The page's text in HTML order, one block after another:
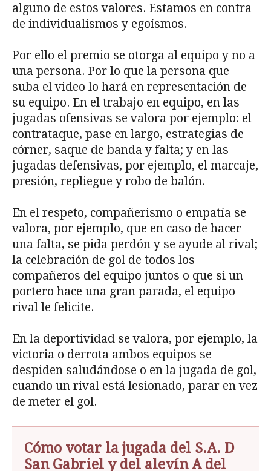
alguno de estos valores. Estamos en contra
de individualismos y egoísmos.
Por ello el premio se otorga al equipo y no a
una persona. Por lo que la persona que
suba el video lo hará en representación de
su equipo. En el trabajo en equipo, en las
jugadas ofensivas se valora por ejemplo: el
contrataque, pase en largo, estrategias de
córner, saque de banda y falta; y en las
jugadas defensivas, por ejemplo, el marcaje,
presión, repliegue y robo de balón.
En el respeto, compañerismo o empatía se
valora, por ejemplo, que en caso de hacer
una falta, se pida perdón y se ayude al rival;
la celebración de gol de todos los
compañeros del equipo juntos o que si un
portero hace una gran parada, el equipo
rival le felicite.
En la deportividad se valora, por ejemplo, la
victoria o derrota ambos equipos se
despiden saludándose o en la jugada de gol,
cuando un rival está lesionado, parar en vez
de meter el gol.
Cómo votar la jugada del S.A. D
San Gabriel y del alevín A del